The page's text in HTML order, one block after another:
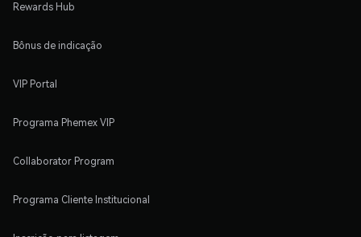
Rewards Hub
Bônus de indicação
VIP Portal
Programa Phemex VIP
Collaborator Program
Programa Cliente Institucional